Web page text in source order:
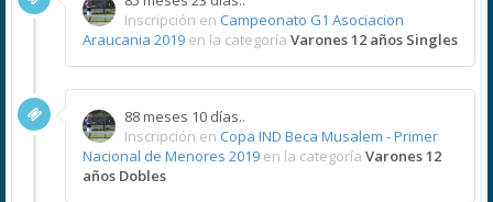
Inscripción en Campeonato G1 Asociacion
Araucania 2019 en la categoría Varones 12 años Singles
88 meses 10 días..
Inscripción en Copa IND Beca Musalem - Primer
Nacional de Menores 2019 en la categoría Varones 12
años Dobles